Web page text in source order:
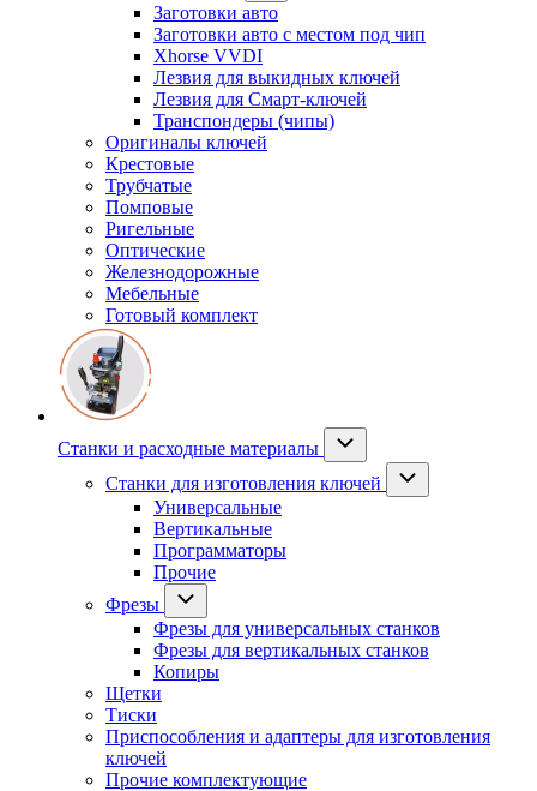
Заготовки авто
Заготовки авто с местом под чип
Xhorse VVDI
Лезвия для выкидных ключей
Лезвия для Смарт-ключей
Транспондеры (чипы)
Оригиналы ключей
Крестовые
Трубчатые
Помповые
Ригельные
Оптические
Железнодорожные
Мебельные
Готовый комплект
Станки и расходные материалы
Станки для изготовления ключей
Универсальные
Вертикальные
Программаторы
Прочие
Фрезы
Фрезы для универсальных станков
Фрезы для вертикальных станков
Копиры
Щетки
Тиски
Приспособления и адаптеры для изготовления
ключей
Прочие комплектующие